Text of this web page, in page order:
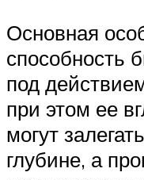
Основная
способность
под
при этом ее
могут
глубине, а